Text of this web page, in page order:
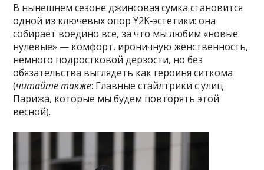
В нынешнем сезоне джинсовая сумка становится
одной из ключевых опор Y2K‑эстетики: она
собирает воедино все, за что мы любим «новые
нулевые» — комфорт, ироничную женственность,
немного подростковой дерзости, но без
обязательства выглядеть как героиня ситкома
(читайте также: Главные стайлтрики с улиц
Парижа, которые мы будем повторять этой
весной).